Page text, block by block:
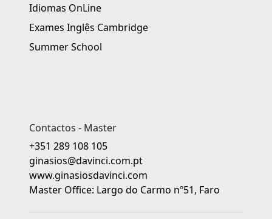
Idiomas OnLine
Exames Inglês Cambridge
Summer School
Contactos - Master
+351 289 108 105
ginasios@davinci.com.pt
www.ginasiosdavinci.com
Master Office: Largo do Carmo nº51, Faro